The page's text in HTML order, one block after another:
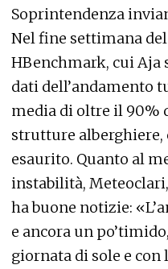
Soprintendenza
Nel fine settimana
HBenchmark, cui Aja
dati dell’andamento
media di oltre il 90%
strutture
esaurito. Quanto al
instabilità, Meteoclari,
ha buone notizie:
e ancora un
giornata di sole e